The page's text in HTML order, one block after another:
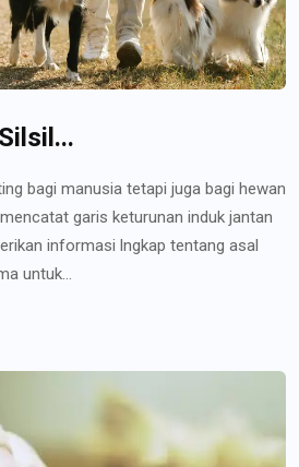
bagi manusia tetapi juga bagi hewan
garis keturunan induk jantan
informasi lngkap tentang asal
untuk...